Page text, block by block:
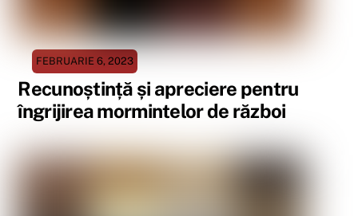
FEBRUARIE 6, 2023
Recunoștință și apreciere pentru
îngrijirea mormintelor de război